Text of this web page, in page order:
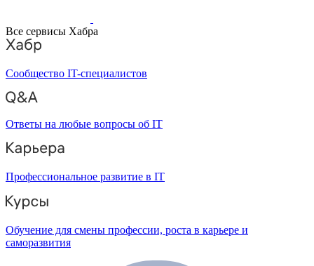
Все сервисы Хабра
Сообщество IT-специалистов
Ответы на любые вопросы об IT
Профессиональное развитие в IT
Обучение для смены профессии, роста в карьере и
саморазвития